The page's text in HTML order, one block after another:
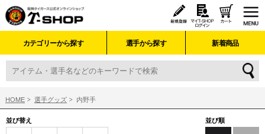
カテゴリーから探す 選手から探す 新着商品
HOME 選手グッズ 内野手
並び替え 並び順